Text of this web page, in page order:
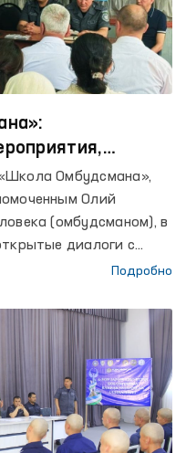
помощи лицам,
алкогольного
в Касанском и
а также Центра
Кашкадарьинской
Омбудсмана»,
Олий
(омбудсманом), в
диалоги с
на повышение его
Подробно